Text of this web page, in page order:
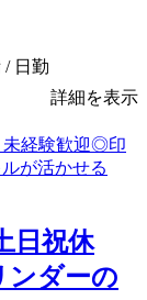
/ 日勤
詳細を表示
日祝休
ンダーの